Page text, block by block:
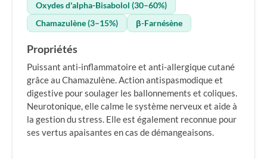
Oxydes d'alpha-Bisabolol (30–60%)
Chamazulène (3–15%)
β-Farnésène
Propriétés
Puissant anti-inflammatoire et anti-allergique cutané
grâce au Chamazulène. Action antispasmodique et
digestive pour soulager les ballonnements et coliques.
Neurotonique, elle calme le système nerveux et aide à
la gestion du stress. Elle est également reconnue pour
ses vertus apaisantes en cas de démangeaisons.